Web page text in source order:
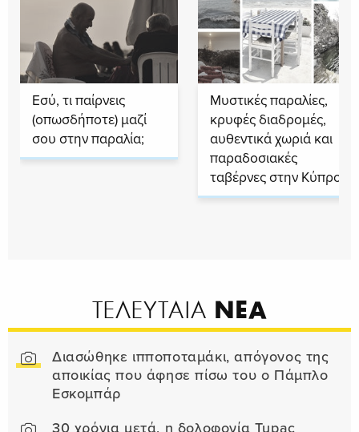
Εσύ, τι παίρνεις
(οπωσδήποτε) μαζί
σου στην παραλία;
Μυστικές παραλίες,
κρυφές διαδρομές,
αυθεντικά χωριά και
παραδοσιακές
ταβέρνες στην Κύπρο
ΤΕΛΕΥΤΑΙΑ ΝΕΑ
Διασώθηκε ιπποποταμάκι, απόγονος της
αποικίας που άφησε πίσω του ο Πάμπλο
Εσκομπάρ
30 χρόνια μετά, η δολοφονία Tupac